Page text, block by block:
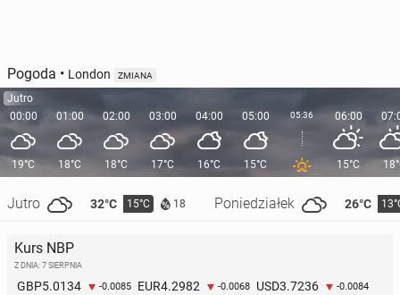
Pogoda • London ZMIANA
Jutro
00:00
19°C
Jutro 32°C 15°C 18 Poniedziałek 26°C
01:00
18°C
02:00
18°C
03:00
17°C
04:00
16°C
05:00
15°C
05:36 06:00
15°C
Kurs NBP
Z DNIA: 7 SIERPNIA
GBP5.0134 -0.0085 EUR4.2982 -0.0068 USD3.7236 -0.0084